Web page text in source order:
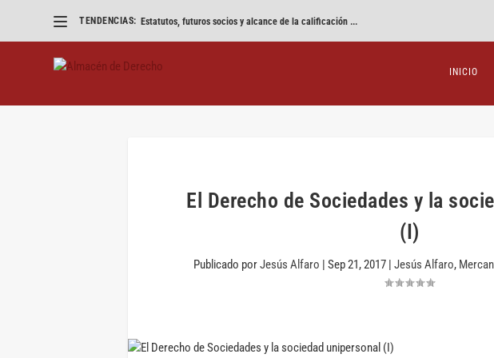
TENDENCIAS: Estatutos, futuros socios y alcance de la calificación ...
INICIO
El Derecho de Sociedades y la
(I)
Publicado porJesús Alfaro |Sep 21, 2017 |Jesús Alfaro,